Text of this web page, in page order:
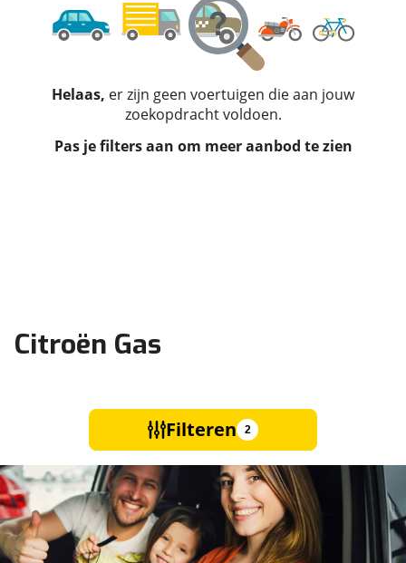
Helaas, er zijn geen voertuigen die aan jouw
zoekopdracht voldoen.
Pas je filters aan om meer aanbod te zien
Citroën Gas
Filteren 2